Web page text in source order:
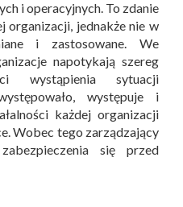
i operacyjnych. To zdanie
organizacji, jednakże nie w
i zastosowane. We
napotykają szereg
wystąpienia sytuacji
występuje i
każdej organizacji
Wobec tego zarządzający
się przed